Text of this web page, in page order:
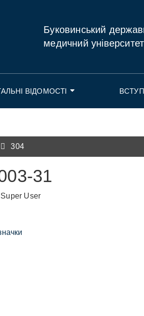
Буковинський
медичний університет
ВІДОМОСТІ
304
31
Super User